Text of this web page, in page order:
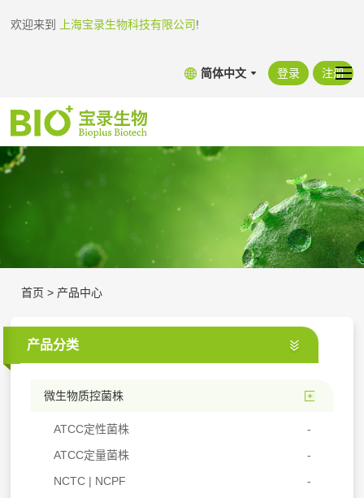
欢迎来到 上海宝录生物科技有限公司!
简体中文 登录 注册
首页 > 产品中心
产品分类
微生物质控菌株
ATCC定性菌株
ATCC定量菌株
NCTC | NCPF